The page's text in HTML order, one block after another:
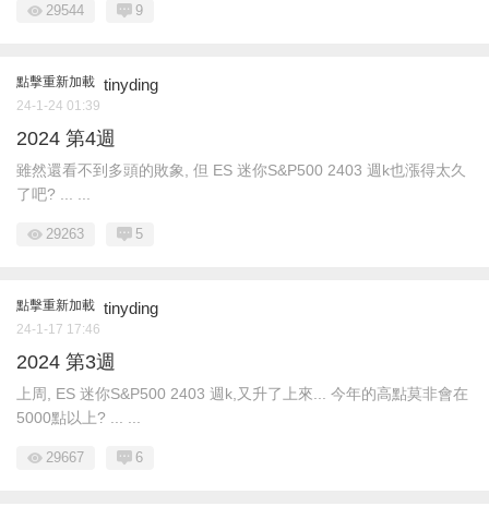
29544 9
點擊重新加載 tinyding
24-1-24 01:39
2024 第4週
雖然還看不到多頭的敗象, 但 ES 迷你S&P500 2403 週k也漲得太久
了吧? ... ...
29263 5
點擊重新加載 tinyding
24-1-17 17:46
2024 第3週
上周, ES 迷你S&P500 2403 週k,又升了上來... 今年的高點莫非會在
5000點以上? ... ...
29667 6